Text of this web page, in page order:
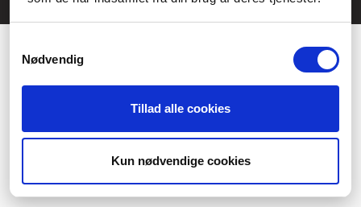
Nødvendig
Tillad alle cookies
Kun nødvendige cookies
Ångra köp